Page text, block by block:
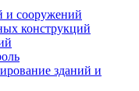
и сооружений
конструкций
зданий и